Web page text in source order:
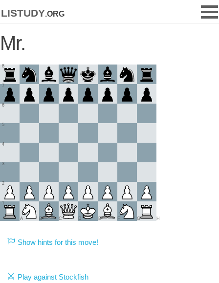
listudy.org
Mr.
1
2
3
4
5
6
7
8
A B C D E F G H
Show hints for this move!
Play against Stockfish